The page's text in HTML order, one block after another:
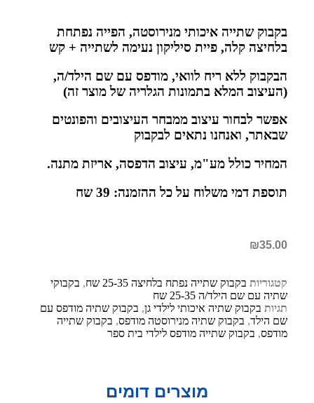
בקבוק שתייה איכותי מנירוסטה, הפייה נפתחת
בלחיצה קלה, פיית סיליקון נעימה לשתייה + קש
הבקבוק ללא ריח לוואי, מודפס עם שם הילד/ה,
(העיצוב המלא בתמונות הגלריה של מוצר זה)
אפשר לבחור עיצוב ממבחר העיצובים והפונטים
שבאתר, ואנחנו נתאים לבקבוק
המחיר כולל מע"מ, עיצוב הדפסה, אריזת מתנה.
תוספת דמי משלוח על כל ההזמנה: 39 שח
₪35.00
קטגוריות בקבוק שתייה נפתח בלחיצה 25-35 שח , בקבוקי
שתיה עם שם הילד/ה 25-35 שח
תגיות בקבוק שתיה איכותי לילדי גן, בקבוק שתיה מודפס עם
שם הילד, בקבוק שתיה מנירוסטה מודפס, בקבוק שתייה
מודפס, בקבוק שתייה מודפס לילדי בית ספר
מוצרים דומים